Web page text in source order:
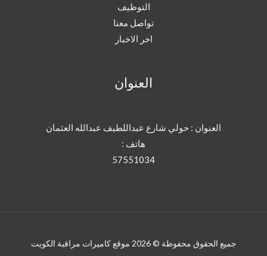
التوظيف
تواصل معنا
اخر الاخبار
العنوان
العنوان : حولي شارع عبداللطيف عبدالله العثمان
هاتف :
57551034
جميع الحقوق محفوظة © 2026 موقع كاميرات مراقبة الكويت